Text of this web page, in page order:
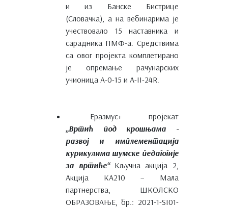
и из Банске Бистрице
(Словачка), а на вебинарима је
учествовало 15 наставника и
сарадника ПМФ-а. Средствима
са овог пројекта комплетирано
је опремање рачунарских
учионица А-0-15 и А-II-24R.
Eразмус+ пројекат
„Вртић под крошњама -
развој и имплементација
курикулима шумске педагогије
за вртиће“Кључна акција 2,
Акција КА210 – Мала
партнерства, ШКОЛСКО
ОБРАЗОВАЊЕ, бр.: 2021-1-SI01-